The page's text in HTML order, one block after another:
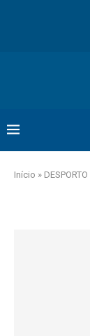
Início » DESPORTO